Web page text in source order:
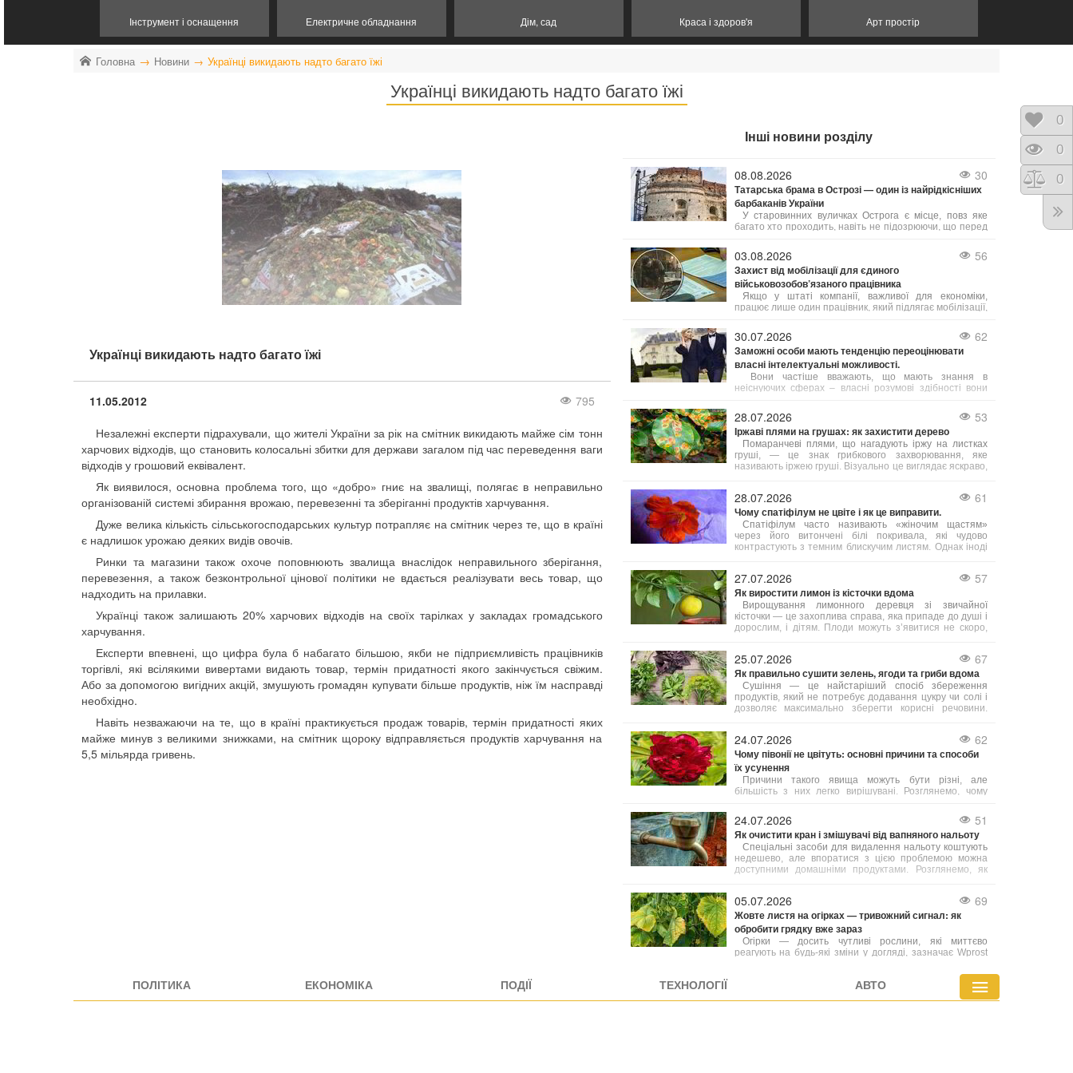
Інструмент і оснащення Електричне обладнання Дім, сад Краса і здоров'я Арт простір
Головна Новини Українці викидають надто багато їжі
Українці викидають надто багато їжі
Українці викидають надто багато їжі
11.05.2012
795
Незалежні експерти підрахували, що жителі України за рік на смітник викидають майже сім тонн
харчових відходів, що становить колосальні збитки для держави загалом під час переведення ваги
відходів у грошовий еквівалент.
Як виявилося, основна проблема того, що «добро» гниє на звалищі, полягає в неправильно
організованій системі збирання врожаю, перевезенні та зберіганні продуктів харчування.
Дуже велика кількість сільськогосподарських культур потрапляє на смітник через те, що в країні
є надлишок урожаю деяких видів овочів.
Ринки та магазини також охоче поповнюють звалища внаслідок неправильного зберігання,
перевезення, а також безконтрольної цінової політики не вдається реалізувати весь товар, що
надходить на прилавки.
Українці також залишають 20% харчових відходів на своїх тарілках у закладах громадського
харчування.
Експерти впевнені, що цифра була б набагато більшою, якби не підприємливість працівників
торгівлі, які всілякими вивертами видають товар, термін придатності якого закінчується свіжим.
Або за допомогою вигідних акцій, змушують громадян купувати більше продуктів, ніж їм насправді
необхідно.
Навіть незважаючи на те, що в країні практикується продаж товарів, термін придатності яких
майже минув з великими знижками, на смітник щороку відправляється продуктів харчування на
5,5 мільярда гривень.
Інші новини розділу
08.08.2026 30
Татарська брама в Острозі — один із найрідкісніших
барбаканів України
У старовинних вуличках Острога є місце, повз яке
багато хто проходить, навіть не підозрюючи, що перед
України. Татарська брама — це унікальний барбакан
XVI століття, який століттями захищав місто, а сьогодні
став одним із найцікавіших туристичних об’єктів
Рівненщини.
03.08.2026 56
Захист від мобілізації для єдиного
військовозобов’язаного працівника
Якщо у штаті компанії, важливої для економіки,
працює лише один працівник, який підлягає мобілізації,
на бронювання. В такому випадку підприємство має
законне право оформити відтермінування мобілізації
саме для цього співробітника.
30.07.2026 62
Заможні особи мають тенденцію переоцінювати
власні інтелектуальні можливості.
Вони частіше вважають, що мають знання в
неіснуючих сферах – власні розумові здібності вони
28.07.2026 53
Іржаві плями на грушах: як захистити дерево
Помаранчеві плями, що нагадують іржу на листках
груші, — це знак грибкового захворювання, яке
називають іржею груші. Візуально це виглядає яскраво,
та важче проходить підготовку до зими. Тому дуже
важливо боротися з цією хворобою.
28.07.2026 61
Чому спатіфілум не цвіте і як це виправити.
Спатіфілум часто називають «жіночим щастям»
через його витончені білі покривала, які чудово
контрастують з темним блискучим листям. Однак іноді
Причин відсутності цвітіння декілька, і більшість з них
легко усунути.
27.07.2026 57
Як виростити лимон із кісточки вдома
Вирощування лимонного деревця зі звичайної
кісточки — це захоплива справа, яка припаде до душі і
дорослим, і дітям. Плоди можуть з’явитися не скоро,
підвіконня. Головне — знати кілька корисних порад, з
яких починається успіх.
25.07.2026 67
Як правильно сушити зелень, ягоди та гриби вдома
Сушіння — це найстаріший спосіб збереження
продуктів, який не потребує додавання цукру чи солі і
дозволяє максимально зберегти корисні речовини.
властивості. Розглянемо, як сушити різні продукти
вдома різними методами.
24.07.2026 62
Чому півонії не цвітуть: основні причини та способи
їх усунення
Причини такого явища можуть бути різні, але
більшість з них легко вирішувані. Розглянемо, чому
24.07.2026 51
Як очистити кран і змішувачі від вапняного нальоту
Спеціальні засоби для видалення нальоту коштують
недешево, але впоратися з цією проблемою можна
доступними домашніми продуктами. Розглянемо, як
05.07.2026 69
Жовте листя на огірках — тривожний сигнал: як
обробити грядку вже зараз
Огірки — досить чутливі рослини, які миттєво
реагують на будь-які зміни у догляді, зазначає Wprost
спеки, нерегулярного поливу або неправильного
ПОЛІТИКА ЕКОНОМІКА ПОДІЇ ТЕХНОЛОГІЇ АВТО
0
0
0